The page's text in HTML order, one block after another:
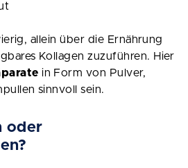
allein über die Ernährung
Kollagen zuzuführen. Hier
in Form von Pulver,
sinnvoll sein.
oder